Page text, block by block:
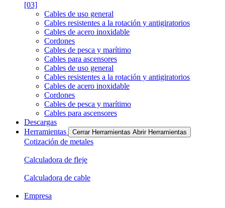
[03]
Cables de uso general
Cables resistentes a la rotación y antigiratorios
Cables de acero inoxidable
Cordones
Cables de pesca y marítimo
Cables para ascensores
Cables de uso general
Cables resistentes a la rotación y antigiratorios
Cables de acero inoxidable
Cordones
Cables de pesca y marítimo
Cables para ascensores
Descargas
Herramientas
Cerrar Herramientas Abrir Herramientas
Cotización de metales
Calculadora de fleje
Calculadora de cable
Empresa